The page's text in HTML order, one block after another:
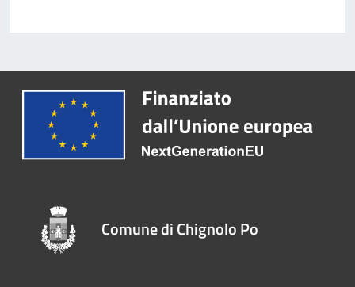
Comune di Chignolo Po